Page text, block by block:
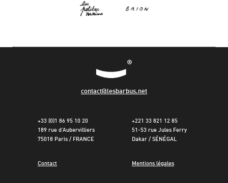
contact@lesbarbus.net
+33 (0)1 86 95 10 20
189 rue d’Aubervilliers
75018 Paris / FRANCE
+221 33 821 12 85
51-53 rue Jules Ferry
Dakar / SÉNÉGAL
Contact Mentions légales